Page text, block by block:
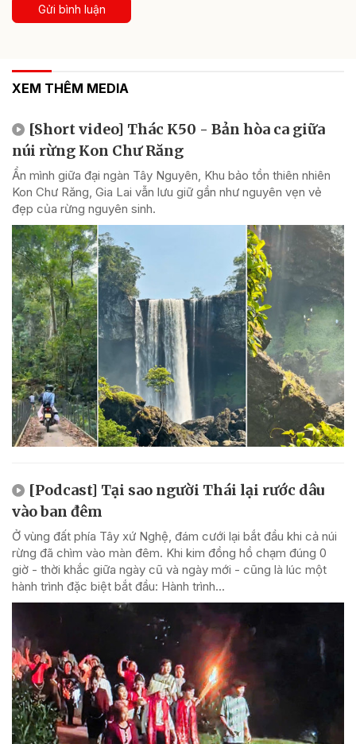
Gửi bình luận
XEM THÊM MEDIA
[Short video] Thác K50 - Bản hòa ca giữa
núi rừng Kon Chư Răng
Ẩn mình giữa đại ngàn Tây Nguyên, Khu bảo tồn thiên nhiên
Kon Chư Răng, Gia Lai vẫn lưu giữ gần như nguyên vẹn vẻ
đẹp của rừng nguyên sinh.
[Podcast] Tại sao người Thái lại rước dâu
vào ban đêm
Ở vùng đất phía Tây xứ Nghệ, đám cưới lại bắt đầu khi cả núi
rừng đã chìm vào màn đêm. Khi kim đồng hồ chạm đúng 0
giờ - thời khắc giữa ngày cũ và ngày mới - cũng là lúc một
hành trình đặc biệt bắt đầu: Hành trình...